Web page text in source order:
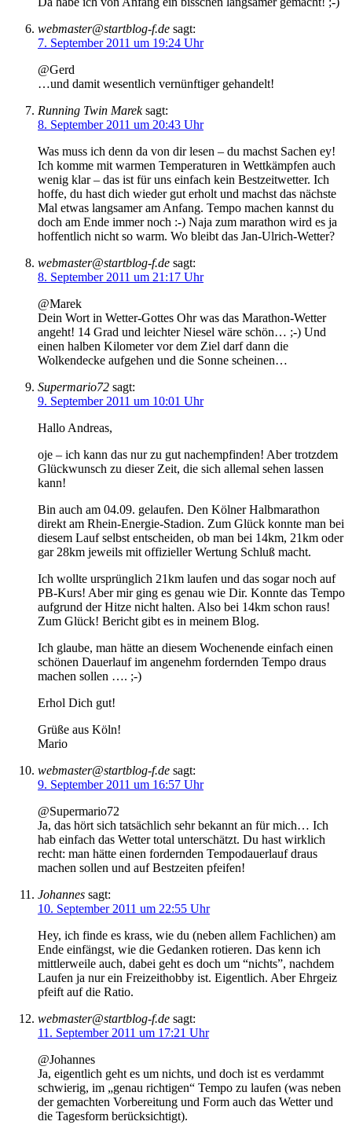
webmaster@startblog-f.de sagt:
7. September 2011 um 19:24 Uhr
@Gerd
…und damit wesentlich vernünftiger gehandelt!
Running Twin Marek sagt:
8. September 2011 um 20:43 Uhr
Was muss ich denn da von dir lesen – du machst Sachen ey!
Ich komme mit warmen Temperaturen in Wettkämpfen auch
wenig klar – das ist für uns einfach kein Bestzeitwetter. Ich
hoffe, du hast dich wieder gut erholt und machst das nächste
Mal etwas langsamer am Anfang. Tempo machen kannst du
doch am Ende immer noch :-) Naja zum marathon wird es ja
hoffentlich nicht so warm. Wo bleibt das Jan-Ulrich-Wetter?
webmaster@startblog-f.de sagt:
8. September 2011 um 21:17 Uhr
@Marek
Dein Wort in Wetter-Gottes Ohr was das Marathon-Wetter
angeht! 14 Grad und leichter Niesel wäre schön… ;-) Und
einen halben Kilometer vor dem Ziel darf dann die
Wolkendecke aufgehen und die Sonne scheinen…
Supermario72 sagt:
9. September 2011 um 10:01 Uhr
Hallo Andreas,
oje – ich kann das nur zu gut nachempfinden! Aber trotzdem
Glückwunsch zu dieser Zeit, die sich allemal sehen lassen
kann!
Bin auch am 04.09. gelaufen. Den Kölner Halbmarathon
direkt am Rhein-Energie-Stadion. Zum Glück konnte man bei
diesem Lauf selbst entscheiden, ob man bei 14km, 21km oder
gar 28km jeweils mit offizieller Wertung Schluß macht.
Ich wollte ursprünglich 21km laufen und das sogar noch auf
PB-Kurs! Aber mir ging es genau wie Dir. Konnte das Tempo
aufgrund der Hitze nicht halten. Also bei 14km schon raus!
Zum Glück! Bericht gibt es in meinem Blog.
Ich glaube, man hätte an diesem Wochenende einfach einen
schönen Dauerlauf im angenehm fordernden Tempo draus
machen sollen …. ;-)
Erhol Dich gut!
Grüße aus Köln!
Mario
webmaster@startblog-f.de sagt:
9. September 2011 um 16:57 Uhr
@Supermario72
Ja, das hört sich tatsächlich sehr bekannt an für mich… Ich
hab einfach das Wetter total unterschätzt. Du hast wirklich
recht: man hätte einen fordernden Tempodauerlauf draus
machen sollen und auf Bestzeiten pfeifen!
Johannes sagt:
10. September 2011 um 22:55 Uhr
Hey, ich finde es krass, wie du (neben allem Fachlichen) am
Ende einfängst, wie die Gedanken rotieren. Das kenn ich
mittlerweile auch, dabei geht es doch um “nichts”, nachdem
Laufen ja nur ein Freizeithobby ist. Eigentlich. Aber Ehrgeiz
pfeift auf die Ratio.
webmaster@startblog-f.de sagt:
11. September 2011 um 17:21 Uhr
@Johannes
Ja, eigentlich geht es um nichts, und doch ist es verdammt
schwierig, im „genau richtigen“ Tempo zu laufen (was neben
der gemachten Vorbereitung und Form auch das Wetter und
die Tagesform berücksichtigt).